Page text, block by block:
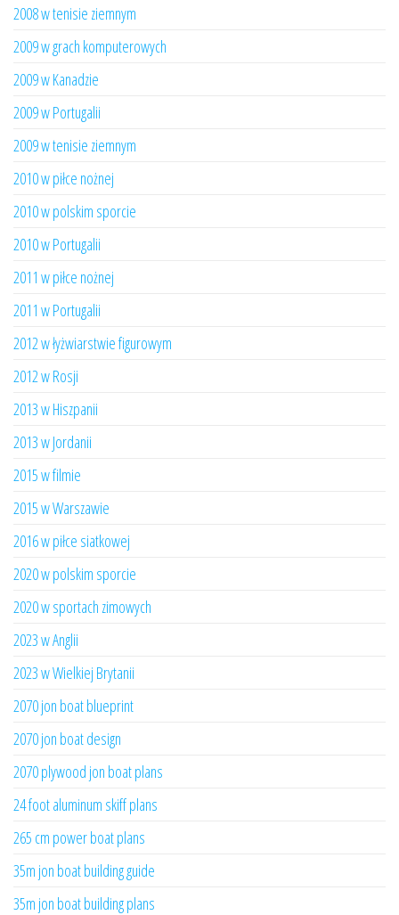
2008 w tenisie ziemnym
2009 w grach komputerowych
2009 w Kanadzie
2009 w Portugalii
2009 w tenisie ziemnym
2010 w piłce nożnej
2010 w polskim sporcie
2010 w Portugalii
2011 w piłce nożnej
2011 w Portugalii
2012 w łyżwiarstwie figurowym
2012 w Rosji
2013 w Hiszpanii
2013 w Jordanii
2015 w filmie
2015 w Warszawie
2016 w piłce siatkowej
2020 w polskim sporcie
2020 w sportach zimowych
2023 w Anglii
2023 w Wielkiej Brytanii
2070 jon boat blueprint
2070 jon boat design
2070 plywood jon boat plans
24 foot aluminum skiff plans
265 cm power boat plans
35m jon boat building guide
35m jon boat building plans